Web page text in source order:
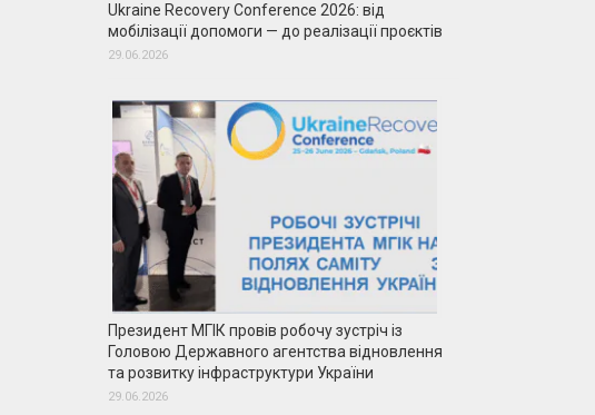
Ukraine Recovery Conference 2026: від
мобілізації допомоги — до реалізації проєктів
29.06.2026
Президент МГІК провів робочу зустріч із
Головою Державного агентства відновлення
та розвитку інфраструктури України
29.06.2026